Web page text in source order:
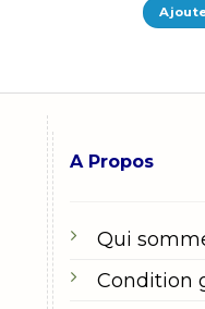
A Propos
Qui
Condition